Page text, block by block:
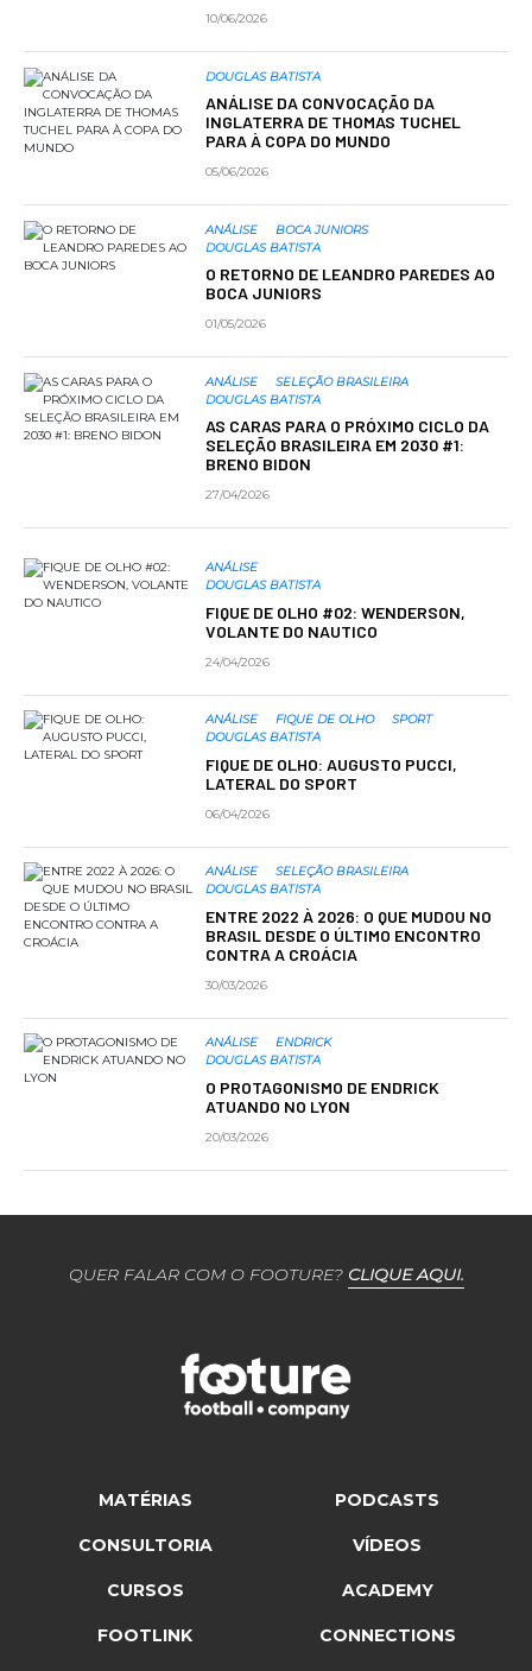
10/06/2026
DOUGLAS BATISTA
ANÁLISE DA CONVOCAÇÃO DA
INGLATERRA DE THOMAS TUCHEL
PARA À COPA DO MUNDO
05/06/2026
ANÁLISE
BOCA JUNIORS
DOUGLAS BATISTA
O RETORNO DE LEANDRO PAREDES AO
BOCA JUNIORS
01/05/2026
ANÁLISE
SELEÇÃO BRASILEIRA
DOUGLAS BATISTA
AS CARAS PARA O PRÓXIMO CICLO DA
SELEÇÃO BRASILEIRA EM 2030 #1:
BRENO BIDON
27/04/2026
ANÁLISE
DOUGLAS BATISTA
FIQUE DE OLHO #02: WENDERSON,
VOLANTE DO NAUTICO
24/04/2026
ANÁLISE FIQUE DE OLHO
SPORT
DOUGLAS BATISTA
FIQUE DE OLHO: AUGUSTO PUCCI,
LATERAL DO SPORT
06/04/2026
ANÁLISE
SELEÇÃO BRASILEIRA
DOUGLAS BATISTA
ENTRE 2022 À 2026: O QUE MUDOU NO
BRASIL DESDE O ÚLTIMO ENCONTRO
CONTRA A CROÁCIA
30/03/2026
ANÁLISE
ENDRICK
DOUGLAS BATISTA
O PROTAGONISMO DE ENDRICK
ATUANDO NO LYON
20/03/2026
QUER FALAR COM O FOOTURE? CLIQUE AQUI.
MATÉRIAS PODCASTS
CONSULTORIA VÍDEOS
CURSOS ACADEMY
FOOTLINK CONNECTIONS